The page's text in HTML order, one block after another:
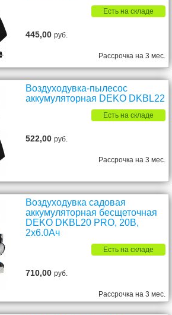
Есть на складе
445,00руб.
Рассрочка на 3 мес.
Воздуходувка-пылесос
аккумуляторная DEKO DKBL22
Есть на складе
522,00руб.
Рассрочка на 3 мес.
Воздуходувка садовая
аккумуляторная бесщеточная
DEKO DKBL20 PRO, 20В,
2х6.0Ач
Есть на складе
710,00руб.
Рассрочка на 3 мес.